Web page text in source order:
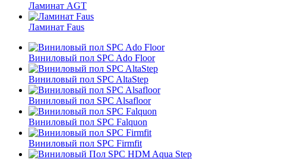
Ламинат AGT
Ламинат Faus
Виниловый пол SPC Ado Floor
Виниловый пол SPC AltaStep
Виниловый пол SPC Alsafloor
Виниловый пол SPC Falquon
Виниловый пол SPC Firmfit